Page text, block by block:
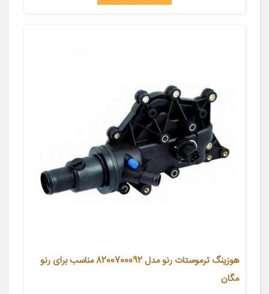
هوزینگ ترموستات رنو مدل 8200700092 مناسب برای رنو
مگان